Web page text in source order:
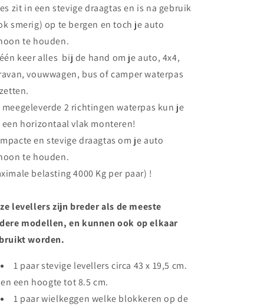
zit in een stevige draagtas en is na gebruik
smerig) op te bergen en toch je auto
te houden.
keer alles bij de hand om je auto, 4x4,
vouwwagen, bus of camper waterpas
meegeleverde 2 richtingen waterpas kun je
een horizontaal vlak monteren!
en stevige draagtas om je auto
te houden.
belasting 4000 Kg per paar) !
levellers zijn breder als de meeste
modellen, en kunnen ook op elkaar
worden.
1 paar stevige levellers circa 43 x 19,5 cm.
en een hoogte tot 8.5 cm.
1 paar wielkeggen welke blokkeren op de